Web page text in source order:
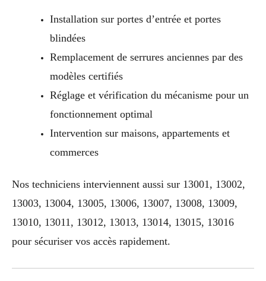
Installation sur portes d’entrée et portes
blindées
Remplacement de serrures anciennes par des
modèles certifiés
Réglage et vérification du mécanisme pour un
fonctionnement optimal
Intervention sur maisons, appartements et
commerces
Nos techniciens interviennent aussi sur 13001, 13002,
13003, 13004, 13005, 13006, 13007, 13008, 13009,
13010, 13011, 13012, 13013, 13014, 13015, 13016
pour sécuriser vos accès rapidement.